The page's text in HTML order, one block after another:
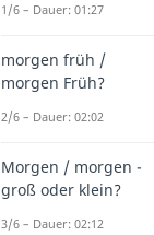
„essen
häufigste
(ausklappen)
aufgrund
1/6 – Dauer: 01:27
morgen früh /
morgen Früh?
2/6 – Dauer: 02:02
Morgen / morgen -
groß oder klein?
3/6 – Dauer: 02:12